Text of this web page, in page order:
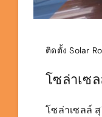
ติดตั้ง Solar
โซล่าเซ
โซล่าเซลล์